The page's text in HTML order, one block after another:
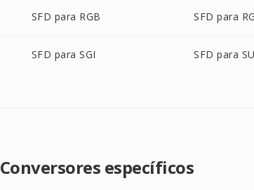
SFD para RGB SFD para
SFD para SGI SFD para
Conversores específicos